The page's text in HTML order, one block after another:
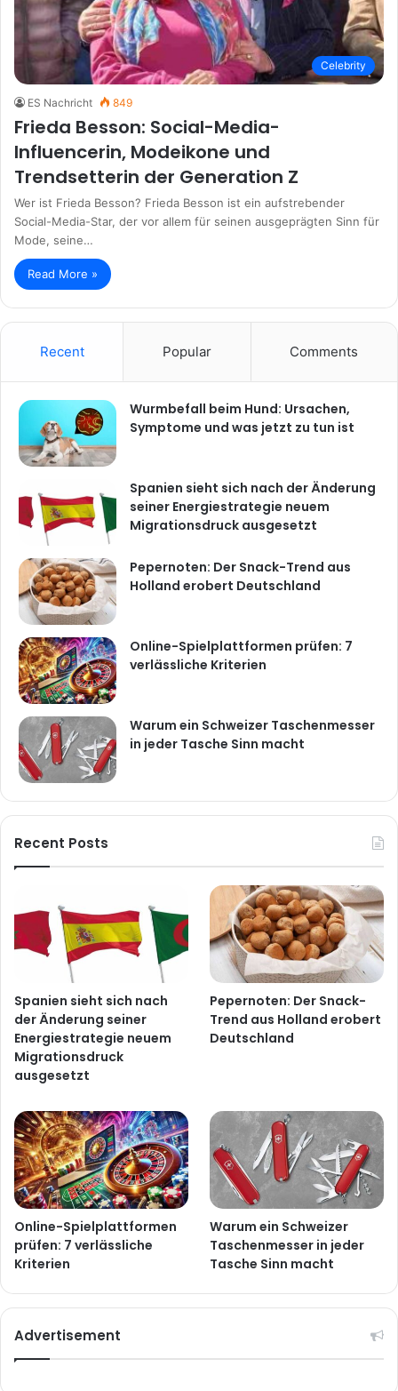
Celebrity
ES Nachricht 849
Frieda Besson: Social-Media-
Influencerin, Modeikone und
Trendsetterin der Generation Z
Wer ist Frieda Besson? Frieda Besson ist ein aufstrebender
Social-Media-Star, der vor allem für seinen ausgeprägten Sinn für
Mode, seine…
Read More »
Recent Popular Comments
Wurmbefall beim Hund: Ursachen,
Symptome und was jetzt zu tun ist
Spanien sieht sich nach der Änderung
seiner Energiestrategie neuem
Migrationsdruck ausgesetzt
Pepernoten: Der Snack-Trend aus
Holland erobert Deutschland
Online-Spielplattformen prüfen: 7
verlässliche Kriterien
Warum ein Schweizer Taschenmesser
in jeder Tasche Sinn macht
Recent Posts
Spanien sieht sich nach
der Änderung seiner
Energiestrategie neuem
Migrationsdruck
ausgesetzt
Pepernoten: Der Snack-
Trend aus Holland erobert
Deutschland
Online-Spielplattformen
prüfen: 7 verlässliche
Kriterien
Warum ein Schweizer
Taschenmesser in jeder
Tasche Sinn macht
Advertisement